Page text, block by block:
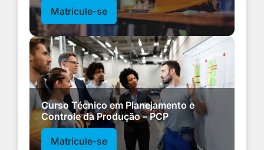
Matricule-se
Curso Técnico em Planejamento e
Controle da Produção – PCP
Matricule-se